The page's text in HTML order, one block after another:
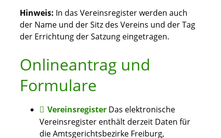
Hinweis: In das Vereinsregister werden auch
der Name und der Sitz des Vereins und der Tag
der Errichtung der Satzung eingetragen.
Onlineantrag und
Formulare
Vereinsregister Das elektronische
Vereinsregister enthält derzeit Daten für
die Amtsgerichtsbezirke Freiburg,